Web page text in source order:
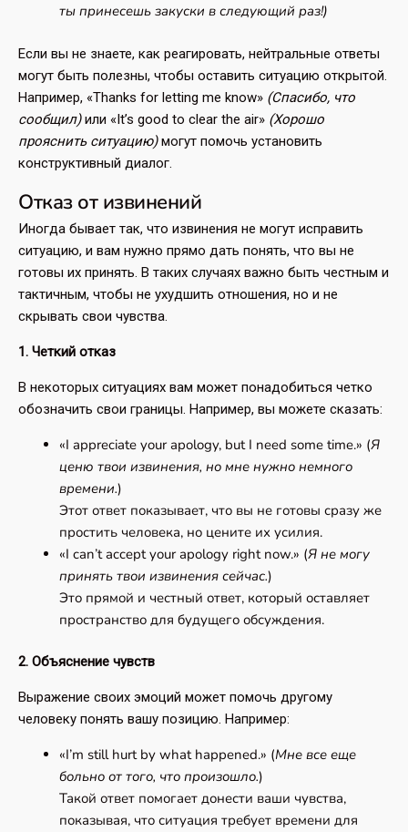
ты принесешь закуски в следующий раз!)
Если вы не знаете, как реагировать, нейтральные ответы
могут быть полезны, чтобы оставить ситуацию открытой.
Например, «Thanks for letting me know» (Спасибо, что
сообщил)или «It’s good to clear the air» (Хорошо
прояснить ситуацию)могут помочь установить
конструктивный диалог.
Отказ от извинений
Иногда бывает так, что извинения не могут исправить
ситуацию, и вам нужно прямо дать понять, что вы не
готовы их принять. В таких случаях важно быть честным и
тактичным, чтобы не ухудшить отношения, но и не
скрывать свои чувства.
1. Четкий отказ
В некоторых ситуациях вам может понадобиться четко
обозначить свои границы. Например, вы можете сказать:
«I appreciate your apology, but I need some time.» (Я
ценю твои извинения, но мне нужно немного
времени.)
Этот ответ показывает, что вы не готовы сразу же
простить человека, но цените их усилия.
«I can’t accept your apology right now.» (Я не могу
принять твои извинения сейчас.)
Это прямой и честный ответ, который оставляет
пространство для будущего обсуждения.
2. Объяснение чувств
Выражение своих эмоций может помочь другому
человеку понять вашу позицию. Например:
«I’m still hurt by what happened.» (Мне все еще
больно от того, что произошло.)
Такой ответ помогает донести ваши чувства,
показывая, что ситуация требует времени для